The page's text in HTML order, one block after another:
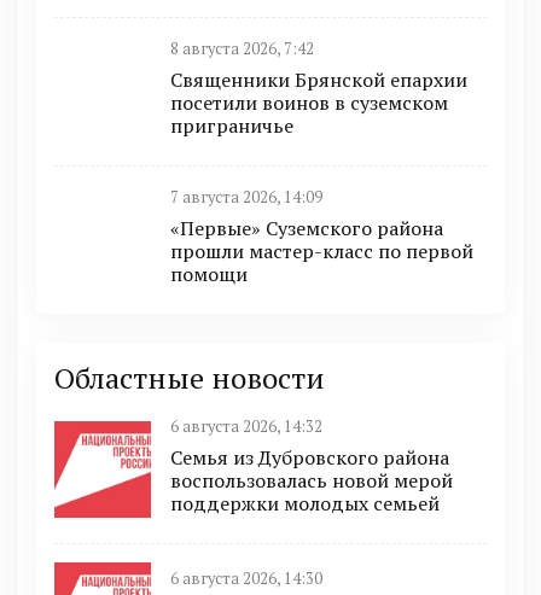
8 августа 2026, 7:42
Священники Брянской епархии
посетили воинов в суземском
приграничье
7 августа 2026, 14:09
«Первые» Суземского района
прошли мастер-класс по первой
помощи
Областные новости
6 августа 2026, 14:32
Семья из Дубровского района
воспользовалась новой мерой
поддержки молодых семьей
6 августа 2026, 14:30